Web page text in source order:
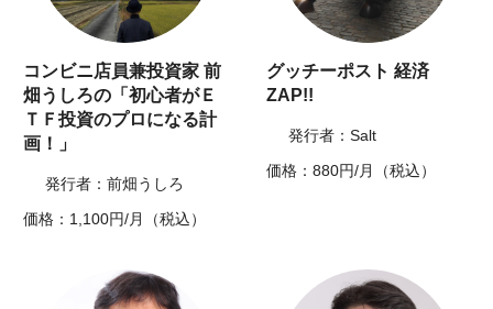
コンビニ店員兼投資家 前
畑うしろの「初心者がＥ
ＴＦ投資のプロになる計
画！」
発行者：前畑うしろ
価格：1,100円/月（税込）
グッチーポスト 経済
ZAP!!
発行者：Salt
価格：880円/月（税込）